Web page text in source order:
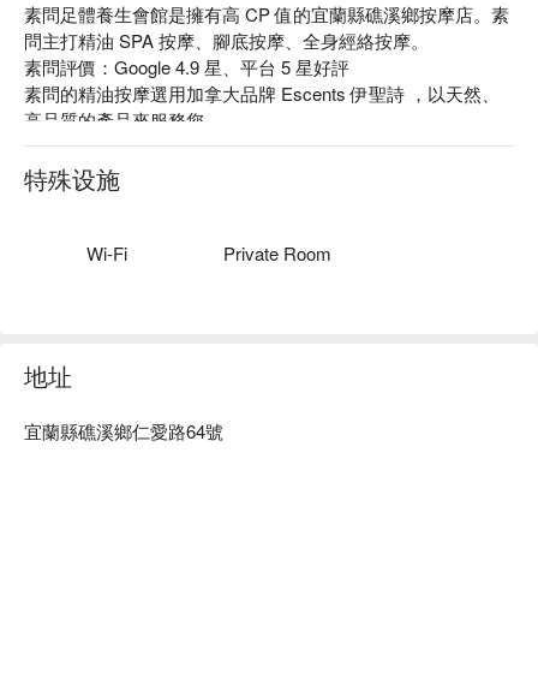
素問足體養生會館是擁有高 CP 值的宜蘭縣礁溪鄉按摩店。素
問主打精油 SPA 按摩、腳底按摩、全身經絡按摩。
素問評價：Google 4.9 星、平台 5 星好評
素問的精油按摩選用加拿大品牌 Escents 伊聖詩 ，以天然、
高品質的產品來服務您。
素問位於優美的宜蘭礁溪，最適合想要短暫遠離都市煩憂，或
者想一解工作勞碌帶來身心靈疲憊的您，這裡將會帶給您徹底
的放鬆與休息！
生會館優惠立刻查看⬇︎
特殊设施
Wi-Fi Private Room
地址
宜蘭縣礁溪鄉仁愛路64號